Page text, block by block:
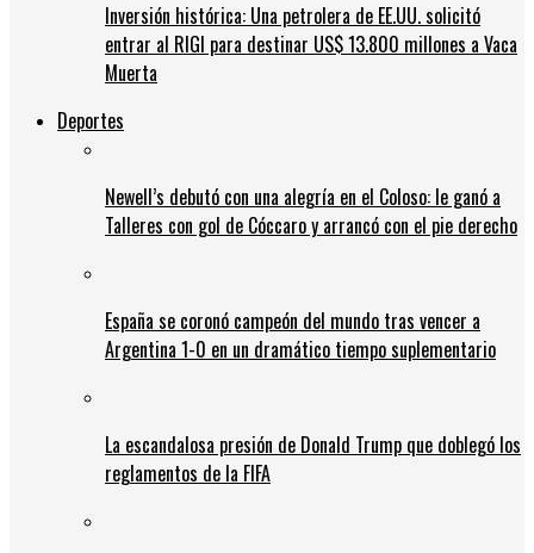
Inversión histórica: Una petrolera de EE.UU. solicitó
entrar al RIGI para destinar US$ 13.800 millones a Vaca
Muerta
Deportes
Newell’s debutó con una alegría en el Coloso: le ganó a
Talleres con gol de Cóccaro y arrancó con el pie derecho
España se coronó campeón del mundo tras vencer a
Argentina 1-0 en un dramático tiempo suplementario
La escandalosa presión de Donald Trump que doblegó los
reglamentos de la FIFA